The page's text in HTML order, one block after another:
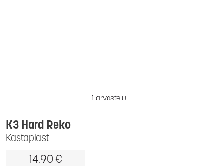
1 arvostelu
Kastaplast
K3 Hard Reko
14.90 €